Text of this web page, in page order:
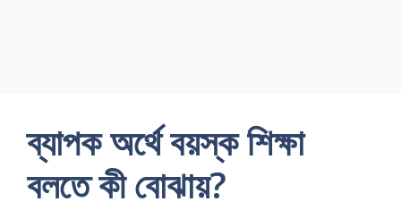
ব্যাপক অর্থে বয়স্ক শিক্ষা
বলতে কী বোঝায়?